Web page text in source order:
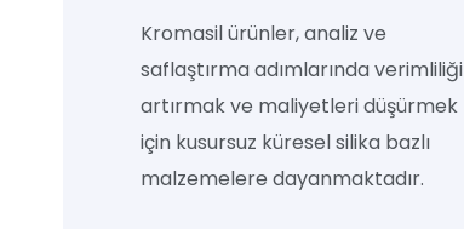
Kromasil ürünler, analiz ve
saflaştırma adımlarında verimliliği
artırmak ve maliyetleri düşürmek
için kusursuz küresel silika bazlı
malzemelere dayanmaktadır.